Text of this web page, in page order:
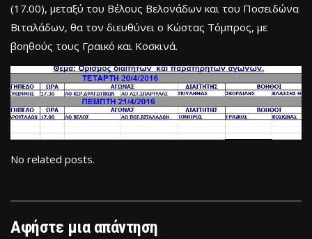
(17.00), μεταξύ του Βέλους Βελονάδων και του Ποσειδώνα
Βιταλάδων, θα τον διευθύνει ο Κώστας Τόμπρος, με
βοηθούς τους Γραικό και Κοσκινά.
No related posts.
Αφήστε μια απάντηση